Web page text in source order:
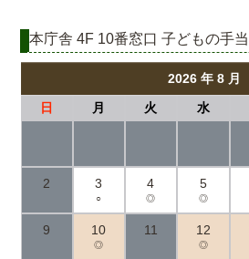
本庁舎 4F 10番窓口 子どもの手
2026 年 8 月
日
月 火 水
2 3
○
4
◎
5
◎
9 10
◎
11 12
◎